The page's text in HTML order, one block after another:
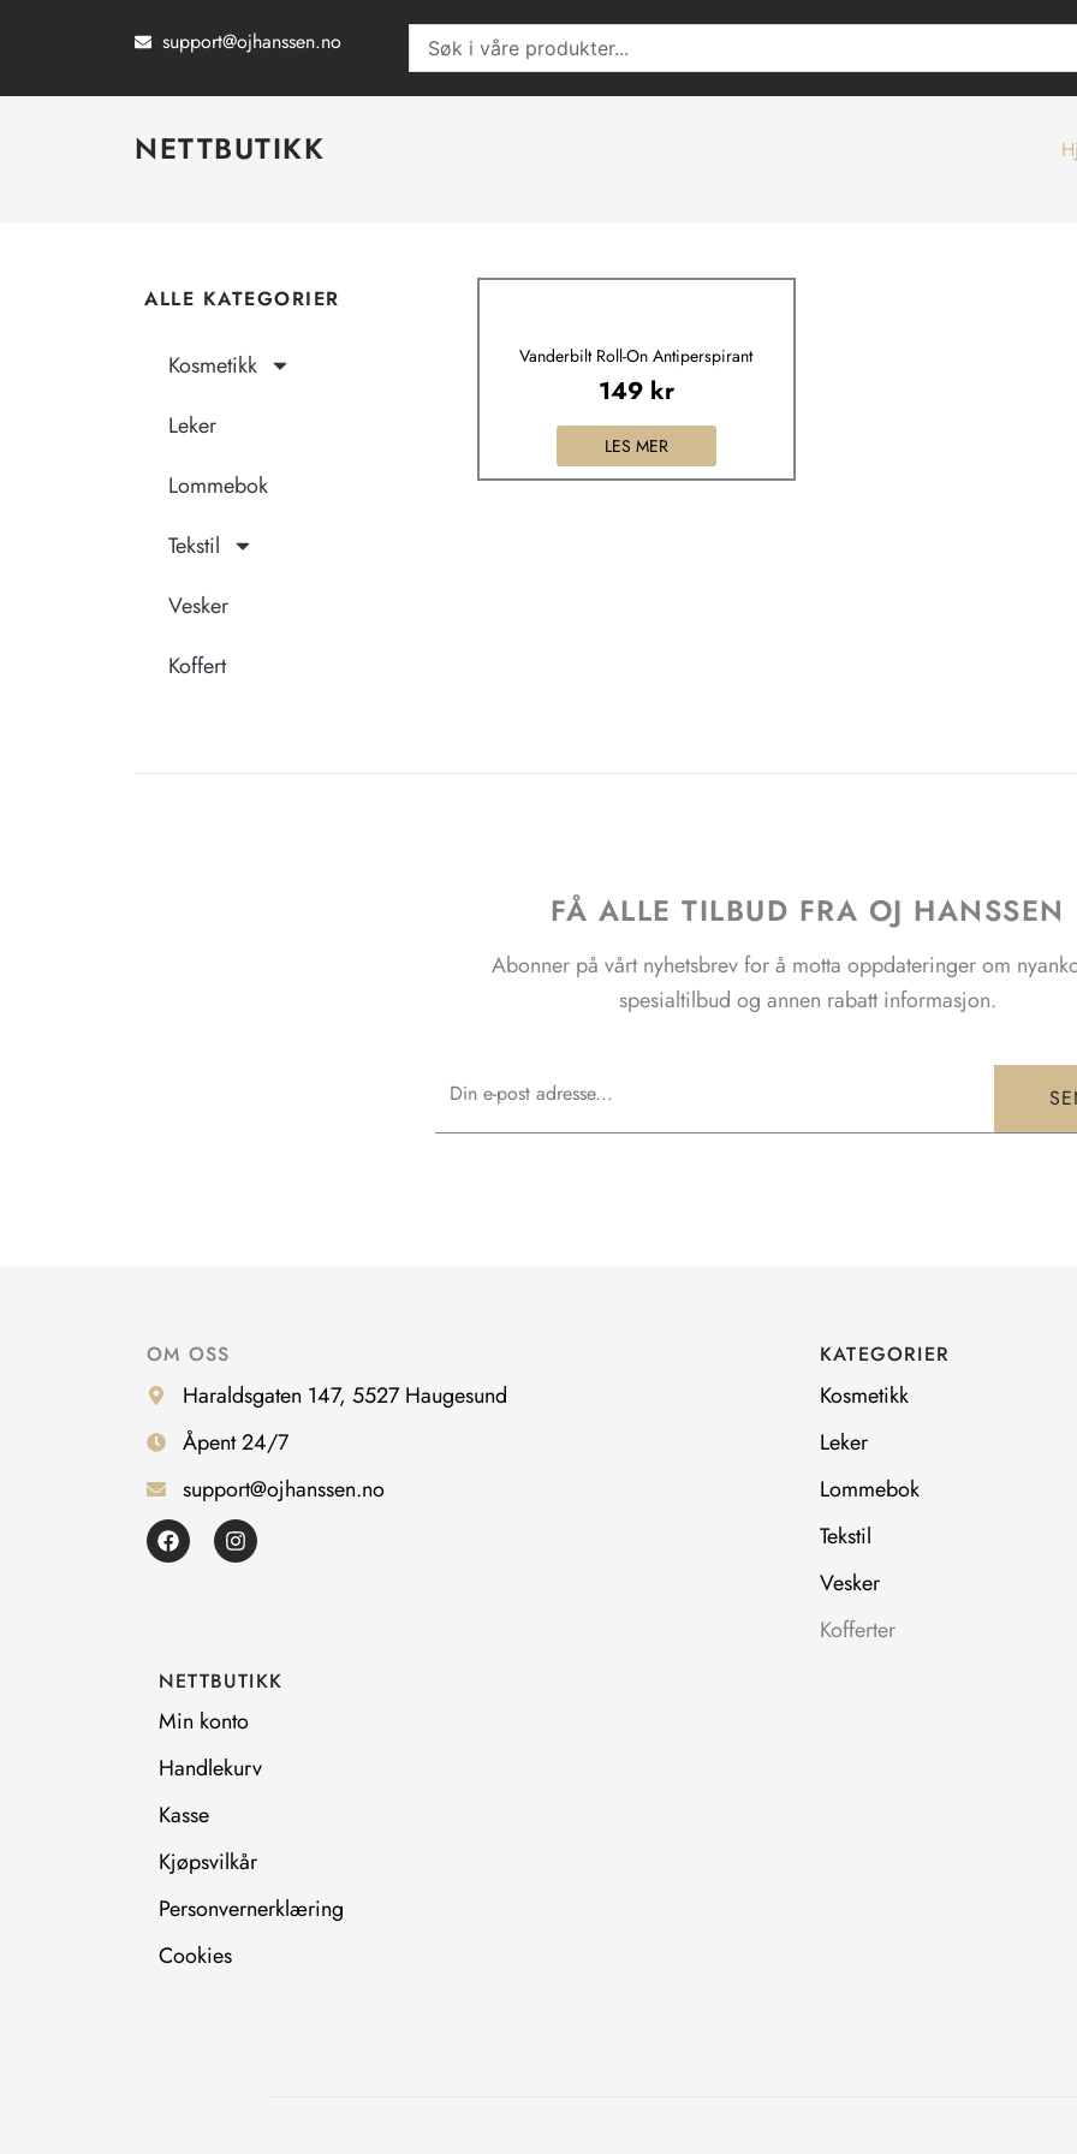
support@ojhanssen.no
Search
...
NETTBUTIKK
ALLE KATEGORIER
Kosmetikk
Leker
Lommebok
Tekstil
Vesker
Koffert
Vanderbilt Roll-On Antiperspirant
149 kr
LES MER
FÅ ALLE TILBUD FRA OJ HANSSEN
Abonner på vårt nyhetsbrev for å motta oppdateringer om
spesialtilbud og annen rabatt informasjon.
OM OSS
Haraldsgaten 147, 5527 Haugesund
Åpent 24/7
support@ojhanssen.no
F
a
c
k
I
n
s
a
KATEGORIER
Kosmetikk
Leker
Lommebok
Tekstil
Vesker
Kofferter
NETTBUTIKK
Min konto
Handlekurv
Kasse
Kjøpsvilkår
Personvernerklæring
Cookies